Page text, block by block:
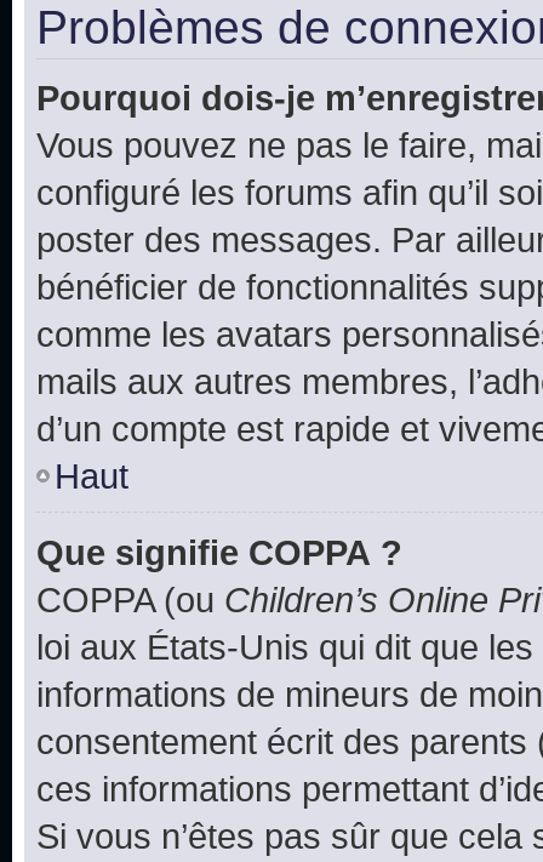
Problèmes de
Pourquoi dois-je
Vous pouvez ne pas le faire,
configuré les forums afin qu’il
poster des messages. Par
bénéficier de fonctionnalités
comme les avatars
mails aux autres membres,
d’un compte est rapide et
Haut
Que signifie COPPA ?
COPPA (ou Children’s Online
loi aux États-Unis qui dit que
informations de mineurs de
consentement écrit des parents
ces informations permettant
Si vous n’êtes pas sûr que